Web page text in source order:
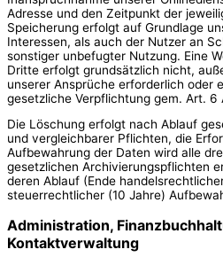
Adresse und den Zeitpunkt der
Speicherung erfolgt auf Grundlage
Interessen, als auch der Nutzer an
sonstiger unbefugter Nutzung. Eine
Dritte erfolgt grundsätzlich nicht,
unserer Ansprüche erforderlich oder
gesetzliche Verpflichtung gem. Art. 6
Die Löschung erfolgt nach Ablauf
und vergleichbarer Pflichten, die
Aufbewahrung der Daten wird alle
gesetzlichen Archivierungspflichten
deren Ablauf (Ende
steuerrechtlicher (10 Jahre)
Administration,
Kontaktverwaltung